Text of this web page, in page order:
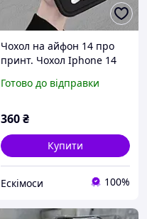
Чохол на айфон 14 про
принт. Чохол Iphone 14
Готово до відправки
360₴
Купити
Ескімоси 100%